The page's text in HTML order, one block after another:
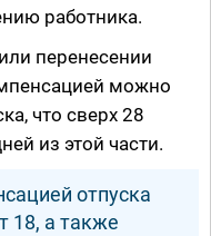
работника.
перенесении
можно
что сверх 28
из этой части.
отпуска
18, а также